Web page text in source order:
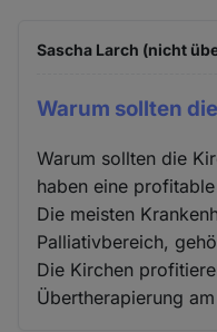
Sascha Larch (nicht
Warum sollten
Warum sollten die
haben eine
Die meisten
Palliativbereich,
Die Kirchen
Übertherapierung